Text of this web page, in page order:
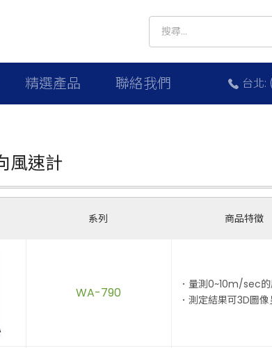
精選產品 聯絡我們 台北
風速計
系列 商品特徵
WA-790
．量測0~10m/sec
．測定結果可3D圖